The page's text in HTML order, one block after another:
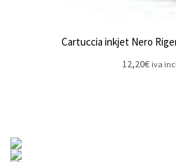
Cartuccia inkjet Nero
12,20€ iva